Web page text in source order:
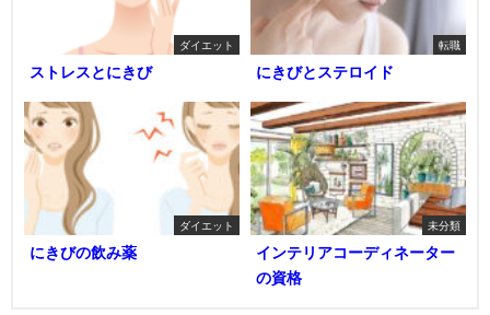
ダイエット
ストレスとにきび
転職
にきびとステロイド
ダイエット
にきびの飲み薬
未分類
インテリアコーディネーター
の資格